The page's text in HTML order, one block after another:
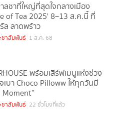
ลชาที่ใหญ่ที่สุดใจกลางเมือง
of Tea 2025' 8–13 ส.ค.นี้ ที่
ล ลาดพร้าว
ชาสัมพันธ์ 1 ส.ค. 68
พร้อมเสิร์ฟเมนูแห่งช่วง
จเบา Choco Pilloww ให้ทุกวันมี
Moment”
ชาสัมพันธ์ 22 ชั่วโมงที่แล้ว